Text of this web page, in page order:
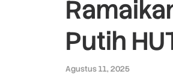
Putih
Agustus 11, 2025